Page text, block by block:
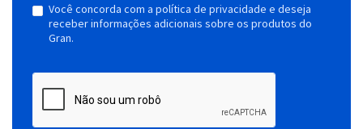
Você concorda com a política de privacidade e deseja
receber informações adicionais sobre os produtos do
Gran.